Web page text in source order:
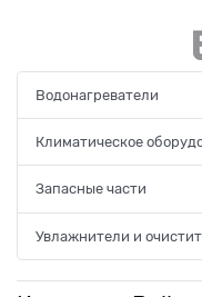
Водонагреватели
Климатическое
Запасные части
Увлажнители и